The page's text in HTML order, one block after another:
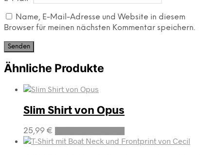
Name, E-Mail-Adresse und Website in diesem
Browser für meinen nächsten Kommentar speichern.
Ähnliche Produkte
Slim Shirt von Opus
25,99 €
Dieses
Produkt
weist